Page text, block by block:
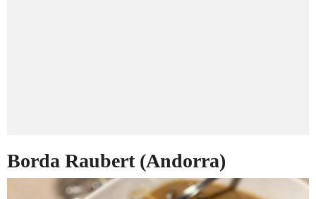
Borda Raubert (Andorra)